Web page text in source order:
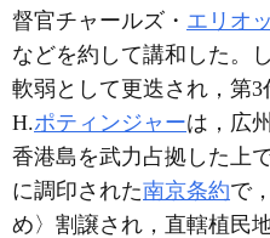
督官チャールズ・ エリオ
などを約して講和した。
軟弱として更迭され，第
H.ポティンジャーは，広
香港島を武力占拠した上
に調印された南京条約で
め〉割譲され，直轄植民